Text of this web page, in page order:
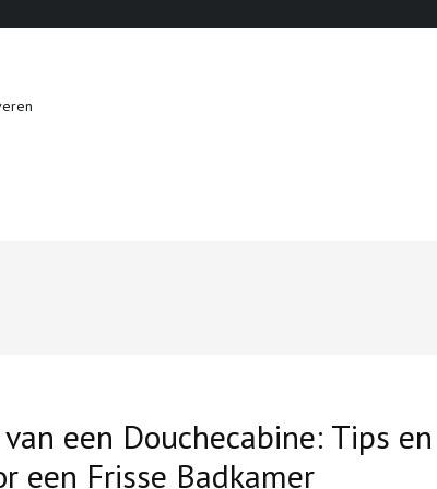
een Douchecabine: Tips en
een Frisse Badkamer